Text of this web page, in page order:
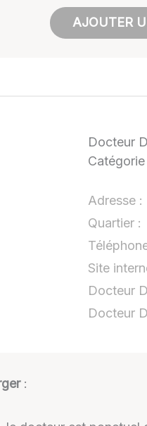
AJOUTER
Docteur
Catégorie
Adresse :
Quartier :
Site
Docteur
Docteur
: